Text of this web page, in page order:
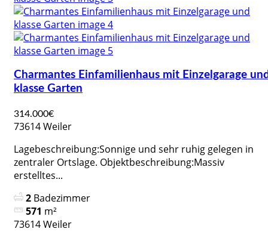
Charmantes Einfamilienhaus mit Einzelgarage
klasse Garten
314.000€
73614 Weiler
Lagebeschreibung:Sonnige und sehr ruhig gelegen in
zentraler Ortslage. Objektbeschreibung:Massiv
erstelltes...
2 Badezimmer
571 m²
73614 Weiler